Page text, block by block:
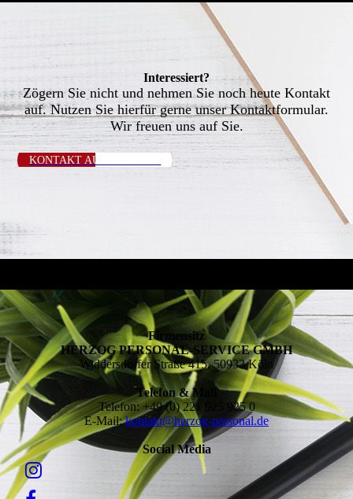
Interessiert?
Zögern Sie nicht und nehmen Sie noch heute Kontakt
auf. Nutzen Sie hierfür gerne unser Kontaktformular.
Wir freuen uns auf Sie.
KONTAKT AUFNEHMEN ›
Firmensitz
HERZOG PERSONAL-SERVICE GMBH
Widdersdorfer Straße 415, 50933 Köln
Telefon & Mail
Telefon: +49 (0) 221 925 925 0
E-Mail:kontakt@herzog-personal.de
Social Media